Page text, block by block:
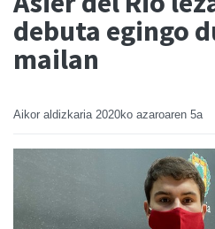
debuta egingo
mailan
Aikor aldizkaria 2020ko azaroaren 5a